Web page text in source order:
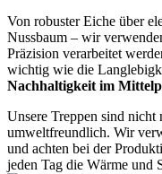
Von robuster Eiche über
Nussbaum – wir
Präzision verarbeitet
wichtig wie die
Nachhaltigkeit im
Unsere Treppen sind nicht
umweltfreundlich. Wir
und achten bei der
jeden Tag die Wärme und